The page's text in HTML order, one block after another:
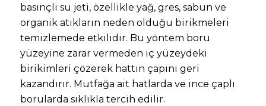
basınçlı su jeti, özellikle yağ, gres, sabun ve
organik atıkların neden olduğu birikmeleri
temizlemede etkilidir. Bu yöntem boru
yüzeyine zarar vermeden iç yüzeydeki
birikimleri çözerek hattın çapını geri
kazandırır. Mutfağa ait hatlarda ve ince çaplı
borularda sıklıkla tercih edilir.